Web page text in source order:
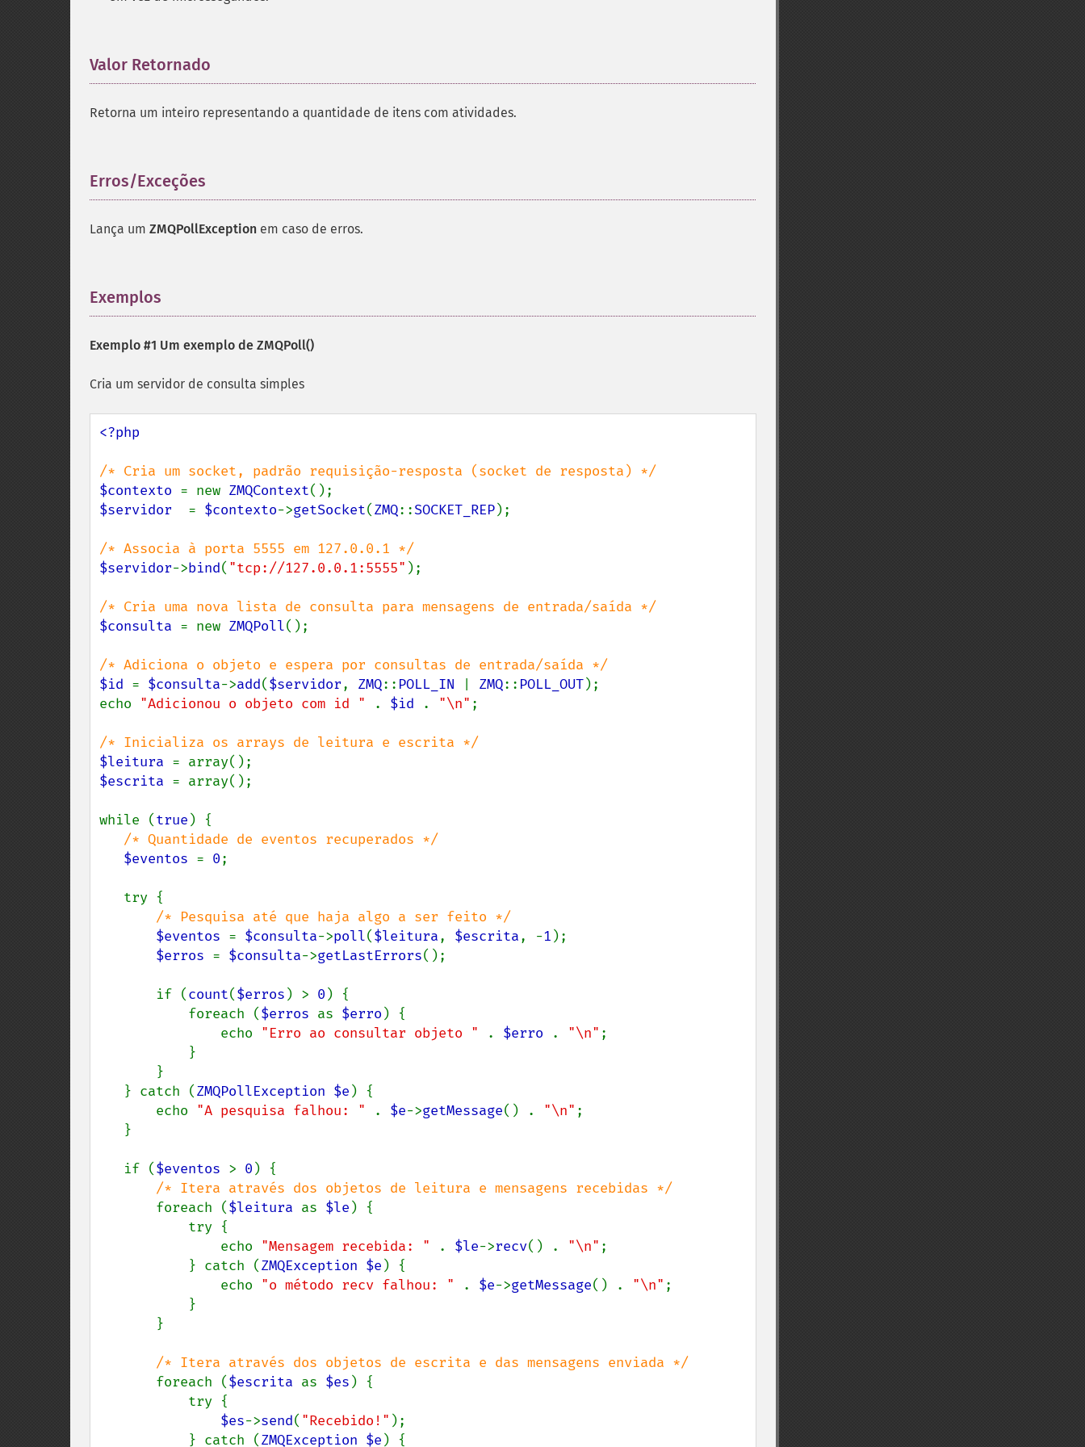
Valor Retornado
Retorna um inteiro representando a quantidade de itens com atividades.
Erros/Exceções
Lança um ZMQPollException em caso de erros.
Exemplos
Exemplo #1 Um exemplo de ZMQPoll()
Cria um servidor de consulta simples
<?php
$contexto = new ZMQContext
$servidor = $contexto->getSocket(ZMQ::SOCKET_REP);
$servidor->bind( "tcp://127.0.0.1:5555" );
$consulta = new ZMQPoll();
$id = $consulta->add($servidor, ZMQ:: POLL_IN ZMQ:: POLL_OUT);
echo "Adicionou o objeto com id " . $id . "\n" ;
$leitura
$escrita = array();
while (true ) {
/* Quantidade de eventos recuperados */
$eventos = 0;
/* Pesquisa até que haja algo a ser feito */
$eventos = $consulta->poll($leitura, $escrita, -1 );
$erros = $consulta->getLastErrors();
       if (
count($erros ) > 0 ) {
           foreach (
$erros as $erro ) {
               echo
"Erro ao consultar objeto " . $erro . "\n" ;
   } catch (
ZMQPollException $e ) {
       echo
"A pesquisa falhou: " . $e->getMessage() . "\n" ;
   if (
$eventos > 0 ) {
/* Itera através dos objetos de leitura e mensagens recebidas */
foreach ($leitura as $le ) {
               echo
"Mensagem recebida: " . $le->recv() . "\n" ;
           } catch (
ZMQException $e ) {
               echo
"o método recv falhou: " . $e->getMessage() . "\n" ;
/* Itera através dos objetos de escrita e das mensagens enviada */
foreach ($escrita as $es ) {
$es->send( "Recebido!" );
           } catch (
ZMQException $e ) {